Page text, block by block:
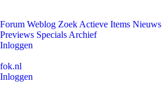
Forum Weblog Zoek Actieve Items Nieuws
Previews Specials Archief
Inloggen
fok.nl
Inloggen